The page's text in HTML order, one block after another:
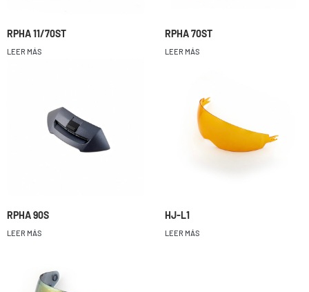
RPHA 11/70ST
LEER MÁS
RPHA 70ST
LEER MÁS
RPHA 90S
LEER MÁS
HJ-L1
LEER MÁS